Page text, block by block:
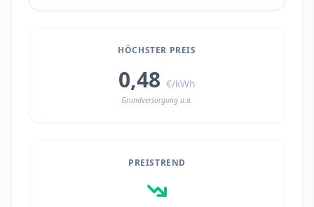
HÖCHSTER PREIS
0,48 €/kWh
Grundversorgung u.a.
PREISTREND